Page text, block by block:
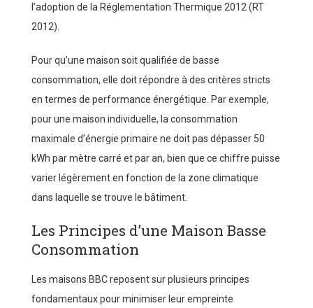
l’adoption de la Réglementation Thermique 2012 (RT
2012).
Pour qu’une maison soit qualifiée de basse
consommation, elle doit répondre à des critères stricts
en termes de performance énergétique. Par exemple,
pour une maison individuelle, la consommation
maximale d’énergie primaire ne doit pas dépasser 50
kWh par mètre carré et par an, bien que ce chiffre puisse
varier légèrement en fonction de la zone climatique
dans laquelle se trouve le bâtiment.
Les Principes d’une Maison Basse
Consommation
Les maisons BBC reposent sur plusieurs principes
fondamentaux pour minimiser leur empreinte